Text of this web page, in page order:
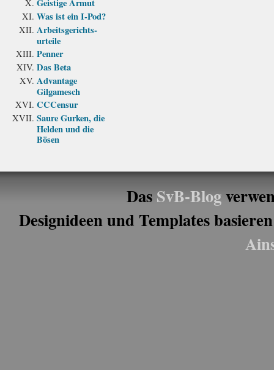
Geistige Armut
Was ist ein I-Pod?
Arbeits­gerichts­
urteile
Penner
Das Beta
Advantage
Gilgamesch
CCCensur
Saure Gurken, die
Helden und die
Bösen
DasSvB-Blog
Designideen und Templates